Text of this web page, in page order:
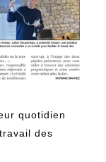
quotidien
des